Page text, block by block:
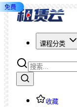
课程分类
收藏
免费